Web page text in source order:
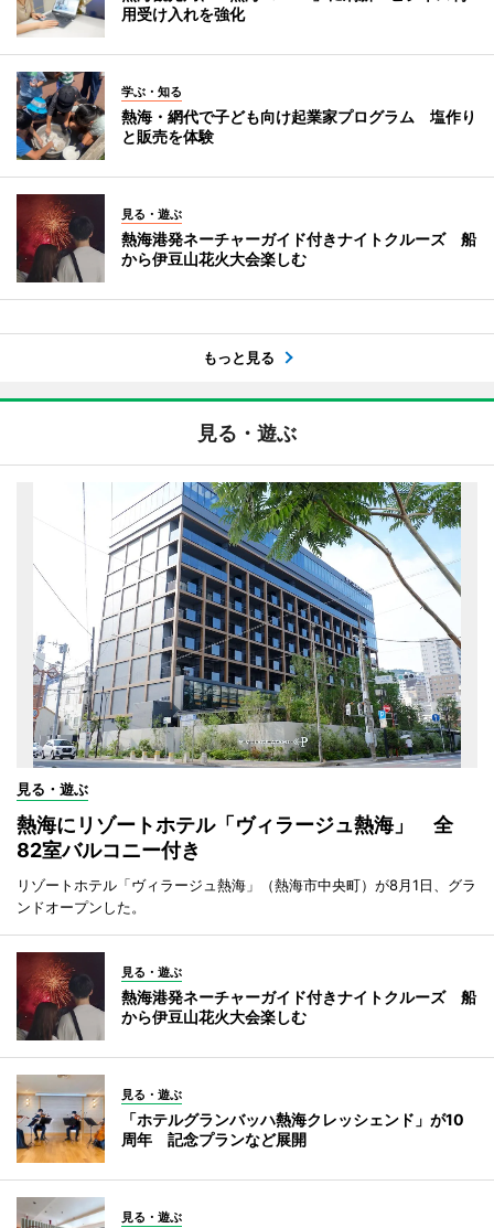
用受け入れを強化
学ぶ・知る
熱海・網代で子ども向け起業家プログラム 塩作り
と販売を体験
見る・遊ぶ
熱海港発ネーチャーガイド付きナイトクルーズ 船
から伊豆山花火大会楽しむ
もっと見る
見る・遊ぶ
見る・遊ぶ
熱海にリゾートホテル「ヴィラージュ熱海」 全
82室バルコニー付き
リゾートホテル「ヴィラージュ熱海」（熱海市中央町）が8月1日、グラ
ンドオープンした。
見る・遊ぶ
熱海港発ネーチャーガイド付きナイトクルーズ 船
から伊豆山花火大会楽しむ
見る・遊ぶ
「ホテルグランバッハ熱海クレッシェンド」が10
周年 記念プランなど展開
見る・遊ぶ